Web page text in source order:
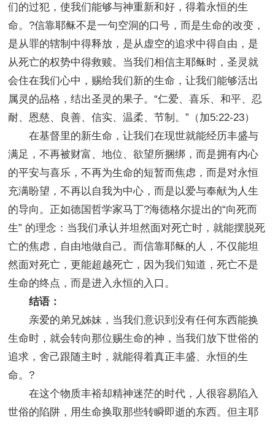
们的过犯，使我们能够与神重新和好，得着永恒的生
命。?信靠耶稣不是一句空洞的口号，而是生命的改变，
是从罪的辖制中得释放，是从虚空的追求中得自由，是
从死亡的权势中得救赎。当我们相信主耶稣时，圣灵就
会住在我们心中，赐给我们新的生命，让我们能够活出
属灵的品格，结出圣灵的果子。“仁爱、喜乐、和平、忍
耐、恩慈、良善、信实、温柔、节制。”（加5:22-23）
在基督里的新生命，让我们在现世就能经历丰盛与
满足，不再被财富、地位、欲望所捆绑，而是拥有内心
的平安与喜乐，不再为生命的短暂而焦虑，而是对永恒
充满盼望，不再以自我为中心，而是以爱与奉献为人生
的导向。正如德国哲学家马丁?海德格尔提出的“向死而
生” 的理念：当我们承认并坦然面对死亡时，就能摆脱死
亡的焦虑，自由地做自己。而信靠耶稣的人，不仅能坦
然面对死亡，更能超越死亡，因为我们知道，死亡不是
生命的终点，而是进入永恒的入口。
结语：
亲爱的弟兄姊妹，当我们意识到没有任何东西能换
生命时，就会转向那位赐生命的神，当我们放下世俗的
追求，舍己跟随主时，就能得着真正丰盛、永恒的生
命。?
在这个物质丰裕却精神迷茫的时代，人很容易陷入
世俗的陷阱，用生命换取那些转瞬即逝的东西。但主耶